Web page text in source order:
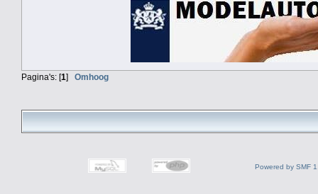
Pagina's: [1] Omhoog
Powered by SMF